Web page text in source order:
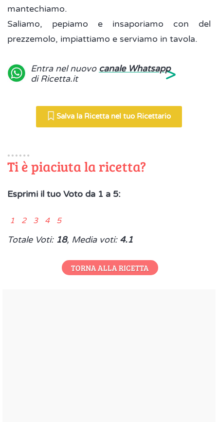
mantechiamo.
Saliamo, pepiamo e insaporiamo con del
prezzemolo, impiattiamo e serviamo in tavola.
Entra nel nuovo canale Whatsapp
di Ricetta.it
>
Salva la Ricetta nel tuo Ricettario
Ti è piaciuta la ricetta?
Esprimi il tuo Voto da 1 a 5:
1 2 3 4 5
Totale Voti: 18, Media voti: 4.1
TORNA ALLA RICETTA